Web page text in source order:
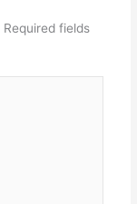
Required fields